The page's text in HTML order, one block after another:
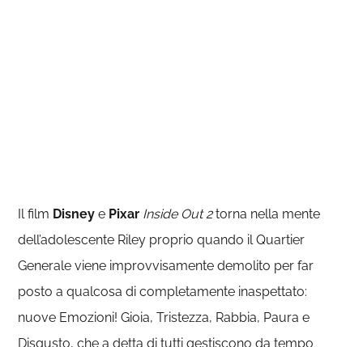
Il film Disney e Pixar Inside Out 2torna nella mente
dell’adolescente Riley proprio quando il Quartier
Generale viene improvvisamente demolito per far
posto a qualcosa di completamente inaspettato:
nuove Emozioni! Gioia, Tristezza, Rabbia, Paura e
Disgusto, che a detta di tutti gestiscono da tempo